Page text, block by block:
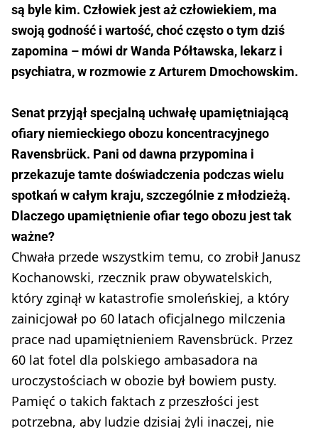
są byle kim. Człowiek jest aż człowiekiem, ma
swoją godność i wartość, choć często o tym dziś
zapomina – mówi dr Wanda Półtawska, lekarz i
psychiatra, w rozmowie z Arturem Dmochowskim.
Senat przyjął specjalną uchwałę upamiętniającą
ofiary niemieckiego obozu koncentracyjnego
Ravensbrück. Pani od dawna przypomina i
przekazuje tamte doświadczenia podczas wielu
spotkań w całym kraju, szczególnie z młodzieżą.
Dlaczego upamiętnienie ofiar tego obozu jest tak
ważne?
Chwała przede wszystkim temu, co zrobił Janusz
Kochanowski, rzecznik praw obywatelskich,
który zginął w katastrofie smoleńskiej, a który
zainicjował po 60 latach oficjalnego milczenia
prace nad upamiętnieniem Ravensbrück. Przez
60 lat fotel dla polskiego ambasadora na
uroczystościach w obozie był bowiem pusty.
Pamięć o takich faktach z przeszłości jest
potrzebna, aby ludzie dzisiaj żyli inaczej, nie